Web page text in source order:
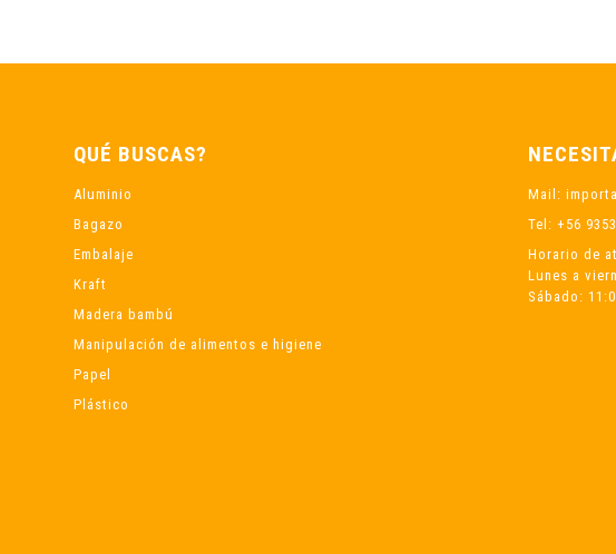
QUÉ BUSCAS?
Aluminio
Bagazo
Embalaje
Kraft
Madera bambú
Manipulación de alimentos e higiene
Papel
Plástico
Mail:
Tel: +56
Horario de
Lunes a
Sábado: